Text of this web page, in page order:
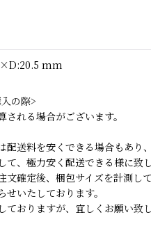
mm
の際>
れる場合がございます。
送料を安くできる場合もあり、
て、極力安く配送できる様に致
文確定後、梱包サイズを計測して
いたしております。
ておりますが、宜しくお願い致し